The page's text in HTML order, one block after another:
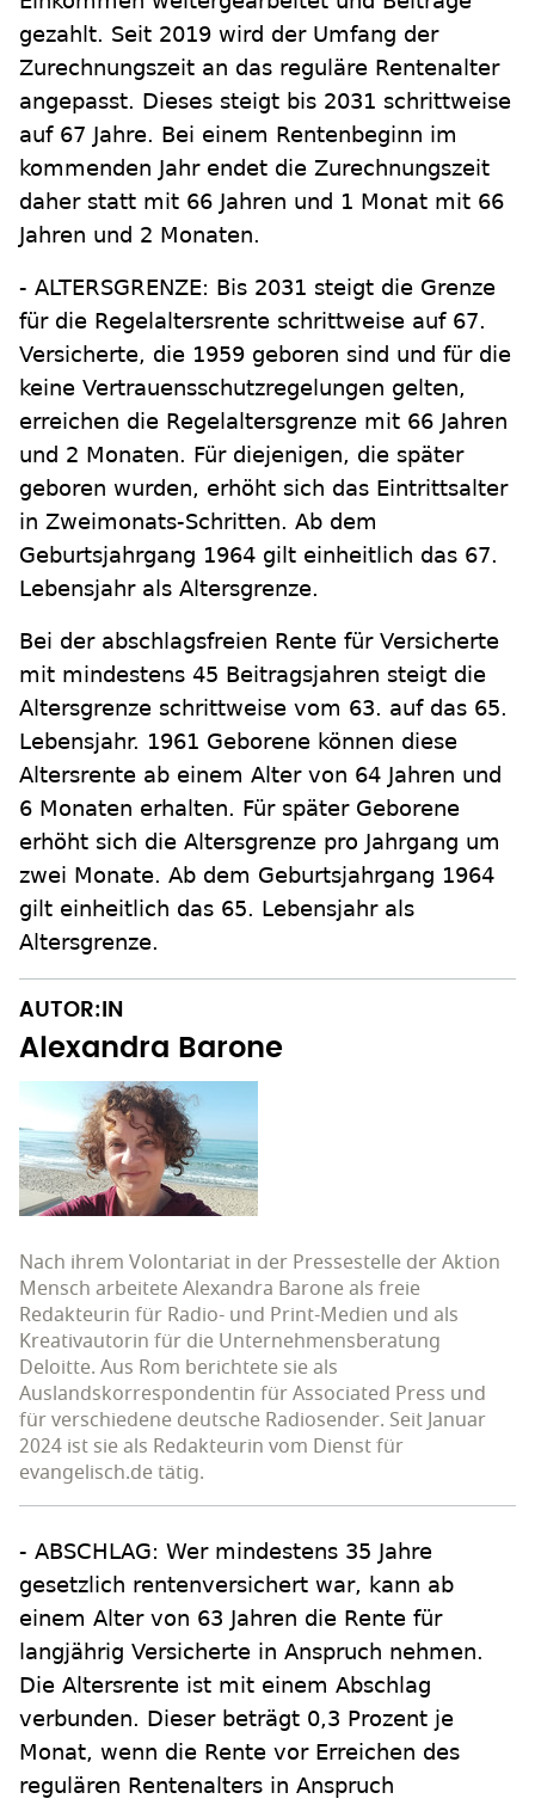
gezahlt. Seit 2019 wird der Umfang der
Zurechnungszeit an das reguläre Rentenalter
angepasst. Dieses steigt bis 2031 schrittweise
auf 67 Jahre. Bei einem Rentenbeginn im
kommenden Jahr endet die Zurechnungszeit
daher statt mit 66 Jahren und 1 Monat mit 66
Jahren und 2 Monaten.
- ALTERSGRENZE: Bis 2031 steigt die Grenze
für die Regelaltersrente schrittweise auf 67.
Versicherte, die 1959 geboren sind und für die
keine Vertrauensschutzregelungen gelten,
erreichen die Regelaltersgrenze mit 66 Jahren
und 2 Monaten. Für diejenigen, die später
geboren wurden, erhöht sich das Eintrittsalter
in Zweimonats-Schritten. Ab dem
Geburtsjahrgang 1964 gilt einheitlich das 67.
Lebensjahr als Altersgrenze.
Bei der abschlagsfreien Rente für Versicherte
mit mindestens 45 Beitragsjahren steigt die
Altersgrenze schrittweise vom 63. auf das 65.
Lebensjahr. 1961 Geborene können diese
Altersrente ab einem Alter von 64 Jahren und
6 Monaten erhalten. Für später Geborene
erhöht sich die Altersgrenze pro Jahrgang um
zwei Monate. Ab dem Geburtsjahrgang 1964
gilt einheitlich das 65. Lebensjahr als
Altersgrenze.
AUTOR:IN
Alexandra Barone
Nach ihrem Volontariat in der Pressestelle der Aktion
Mensch arbeitete Alexandra Barone als freie
Redakteurin für Radio- und Print-Medien und als
Kreativautorin für die Unternehmensberatung
Deloitte. Aus Rom berichtete sie als
Auslandskorrespondentin für Associated Press und
für verschiedene deutsche Radiosender. Seit Januar
2024 ist sie als Redakteurin vom Dienst für
evangelisch.de tätig.
- ABSCHLAG: Wer mindestens 35 Jahre
gesetzlich rentenversichert war, kann ab
einem Alter von 63 Jahren die Rente für
langjährig Versicherte in Anspruch nehmen.
Die Altersrente ist mit einem Abschlag
verbunden. Dieser beträgt 0,3 Prozent je
Monat, wenn die Rente vor Erreichen des
regulären Rentenalters in Anspruch